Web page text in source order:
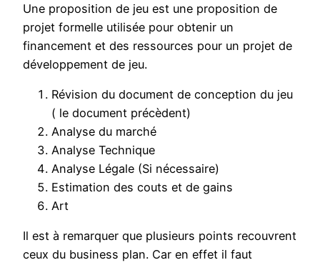
Une proposition de jeu est une proposition de
projet formelle utilisée pour obtenir un
financement et des ressources pour un projet de
développement de jeu.
Révision du document de conception du jeu
( le document précèdent)
Analyse du marché
Analyse Technique
Analyse Légale (Si nécessaire)
Estimation des couts et de gains
Art
Il est à remarquer que plusieurs points recouvrent
ceux du business plan. Car en effet il faut